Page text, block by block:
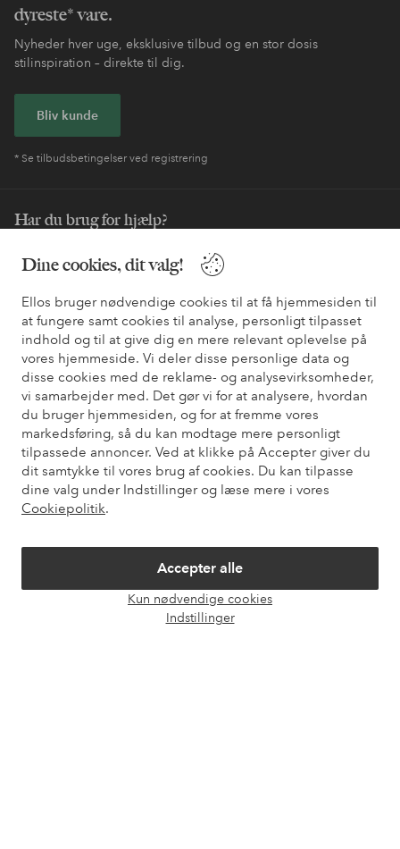
Dine cookies, dit valg!
Ellos bruger nødvendige cookies til at få hjemmesiden til
at fungere samt cookies til analyse, personligt tilpasset
indhold og til at give dig en mere relevant oplevelse på
vores hjemmeside. Vi deler disse personlige data og
disse cookies med de reklame- og analysevirksomheder,
vi samarbejder med. Det gør vi for at analysere, hvordan
du bruger hjemmesiden, og for at fremme vores
markedsføring, så du kan modtage mere personligt
tilpassede annoncer. Ved at klikke på Accepter giver du
dit samtykke til vores brug af cookies. Du kan tilpasse
dine valg under Indstillinger og læse mere i vores
Cookiepolitik.
Accepter alle
Kun nødvendige cookies
Indstillinger
dyreste* vare.
Nyheder hver uge, eksklusive tilbud og en stor dosis
stilinspiration – direkte til dig.
Bliv kunde
* Se tilbudsbetingelser ved registrering
Har du brug for hjælp?
Du kan finde svar på de oftest stillede spørgsmål i vores FAQ.
Du kan også finde oplysninger om, hvordan du kontakter os.
Kundeservice Bestilling Betalingsmåde
Mine sider
Om Ellos
Vores tjenester
Venner